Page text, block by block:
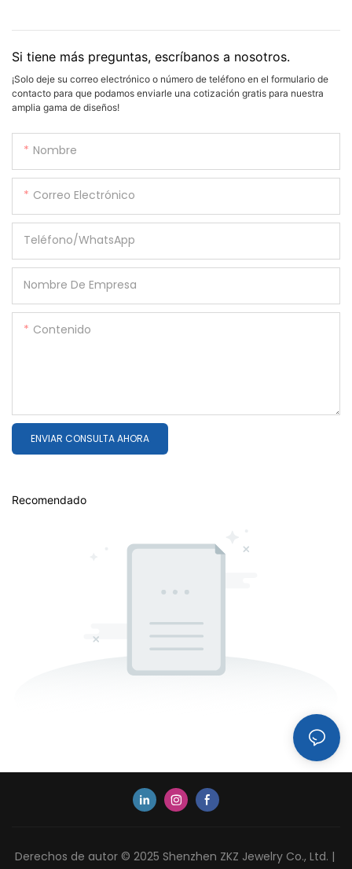
Si tiene más preguntas, escríbanos a nosotros.
¡Solo deje su correo electrónico o número de teléfono en el formulario de
contacto para que podamos enviarle una cotización gratis para nuestra
amplia gama de diseños!
Nombre
Correo Electrónico
Teléfono/WhatsApp
Nombre De Empresa
Contenido
ENVIAR CONSULTA AHORA
Recomendado
Derechos de autor © 2025 Shenzhen ZKZ Jewelry Co., Ltd. |